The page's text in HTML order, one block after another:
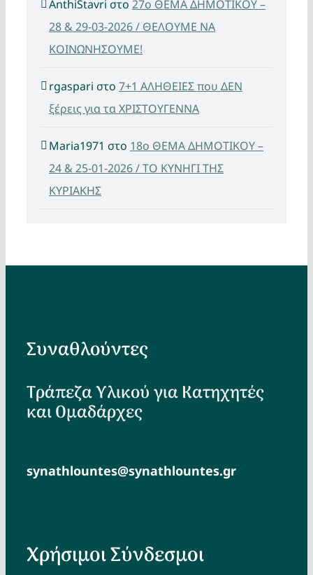
AnthiStavri στο 27ο ΘΕΜΑ ΔΗΜΟΤΙΚΟΥ –
28 & 29-03-2026 / ΘΕΛΟΥΜΕ ΝΑ
ΚΟΙΝΩΝΗΣΟΥΜΕ!
rgaspari στο 7+1 ΑΛΗΘΕΙΕΣ που ΔΕΝ
ξέρεις για τα ΧΡΙΣΤΟΥΓΕΝΝΑ
Maria1971 στο 18ο ΘΕΜΑ ΔΗΜΟΤΙΚΟΥ –
24 & 25-01-2026 / ΤΟ ΚΥΝΗΓΙ ΤΗΣ
ΚΥΡΙΑΚΗΣ
Συναθλούντες
Τράπεζα Υλικού για Κατηχητές
και Ομαδάρχες
synathlountes@synathlountes.gr
Χρήσιμοι Σύνδεσμοι